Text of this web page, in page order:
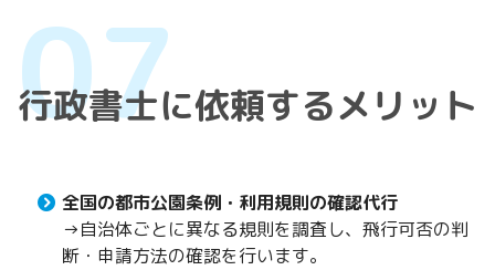
行政書士に依頼するメリット
全国の都市公園条例・利用規則の確認代行
→自治体ごとに異なる規則を調査し、飛行可否の判
断・申請方法の確認を行います。